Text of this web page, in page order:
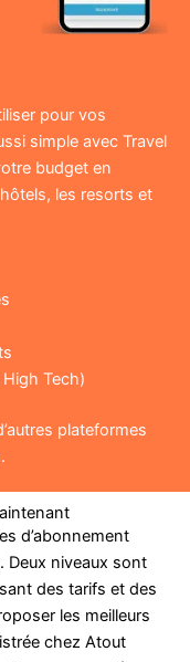
pour vos
simple avec Travel
budget en
les resorts et
Tech)
plateformes
d’abonnement
Deux niveaux sont
des tarifs et des
les meilleurs
chez Atout